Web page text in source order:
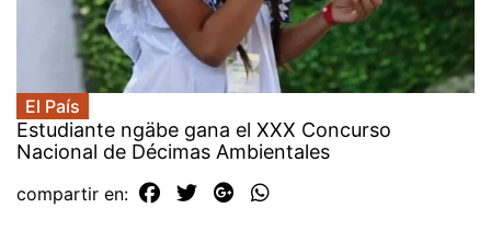
El País
Estudiante ngäbe gana el XXX Concurso
Nacional de Décimas Ambientales
compartir en: